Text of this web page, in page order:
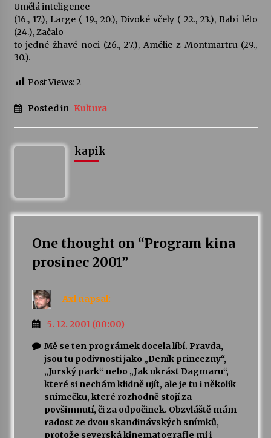
Umělá inteligence
(16., 17.), Large ( 19., 20.), Divoké včely ( 22., 23.), Babí léto
(24.), Začalo
to jedné žhavé noci (26., 27.), Amélie z Montmartru (29.,
30.).
Post Views:2
Posted in Kultura
kapik
One thought on “Program kina
prosinec 2001”
Axl napsal:
5. 12. 2001 (00:00)
Mě se ten prográmek docela líbí. Pravda,
jsou tu podivnosti jako „Deník princezny“,
„Jurský park“ nebo „Jak ukrást Dagmaru“,
které si nechám klidně ujít, ale je tu i několik
snímečku, které rozhodně stojí za
povšimnutí, či za odpočinek. Obzvláště mám
radost ze dvou skandinávských snímků,
protože severská kinematografie mi i